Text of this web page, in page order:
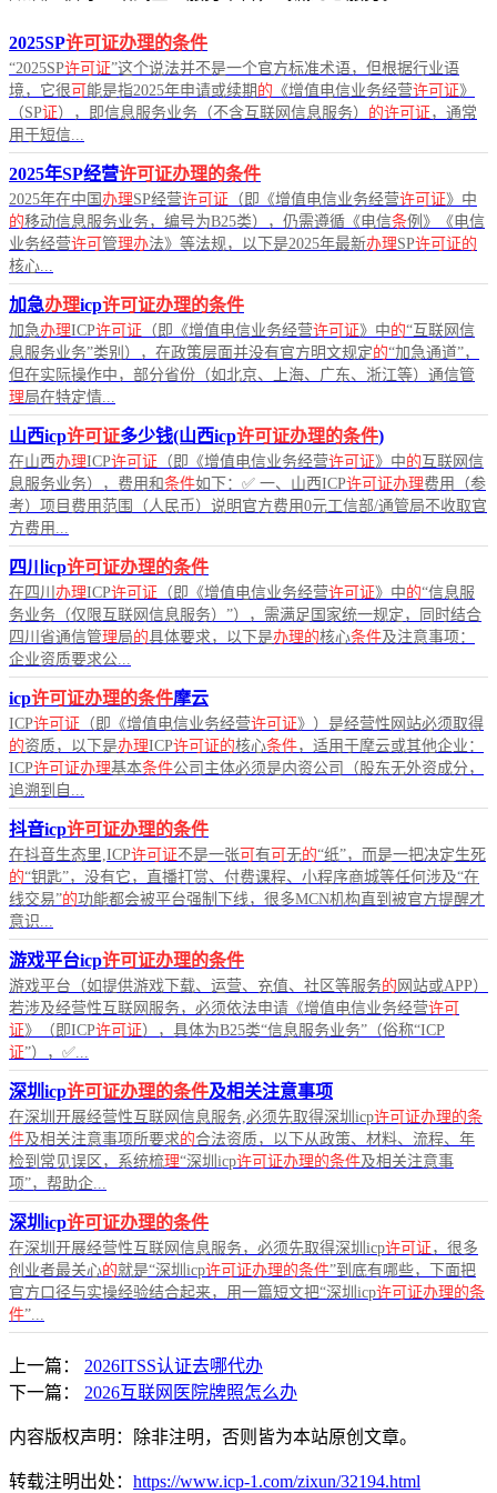
2025SP许可证办理的条件
“2025SP许可证”这个说法并不是一个官方标准术语，但根据行业语
境，它很 可 能是指2025年申请或续期 的 《增值电信业务经营许可证》
（SP证），即信息服务业务（不含互联网信息服务） 的许可证 ，通常
用于短信...
2025年SP经营许可证办理的条件
2025年在中国 办理SP经营许可证 （即《增值电信业务经营许可证》中
的移动信息服务业务，编号为B25类），仍需遵循《电信条例》《电信
业务经营许可 管理办法》等法规，以下是2025年最新办理SP许可证的
核心...
加急办理icp许可证办理的条件
加急办理ICP许可证 （即《增值电信业务经营许可证》中的“互联网信
息服务业务”类别），在政策层面并没有官方明文规定的“加急通道”，
但在实际操作中，部分省份（如北京、上海、广东、浙江等）通信管
理局在特定情...
山西icp许可证多少钱(山西icp许可证办理的条件)
在山西办理ICP许可证 （即《增值电信业务经营许可证》中的 互联网信
息服务业务），费用和条件如下：✅ 一、山西ICP许可证办理费用（参
考）项目费用范围（人民币）说明官方费用0元工信部/通管局不收取官
方费用...
四川icp许可证办理的条件
在四川 办理ICP许可证 （即《增值电信业务经营许可证》中的“信息服
务业务（仅限互联网信息服务）”），需满足国家统一规定，同时结合
四川省通信管理局的具体要求，以下是办理的核心条件及注意事项：
企业资质要求公...
icp许可证办理的条件摩云
ICP许可证 （即《增值电信业务经营许可证》）是经营性网站必须取得
的资质，以下是办理ICP许可证的核心条件，适用于摩云或其他企业：
ICP许可证办理基本条件公司主体必须是内资公司（股东无外资成分，
追溯到自...
抖音icp许可证办理的条件
在抖音生态里,ICP许可证不是一张可 有 可 无的“纸”，而是一把决定生死
的“钥匙”，没有它，直播打赏、付费课程、小程序商城等任何涉及“在
线交易”的功能都会被平台强制下线，很多MCN机构直到被官方提醒才
意识...
游戏平台icp许可证办理的条件
游戏平台（如提供游戏下载、运营、充值、社区等服务的 网站或APP）
若涉及经营性互联网服务，必须依法申请《增值电信业务经营许可
证》（即ICP许可证），具体为B25类“信息服务业务”（俗称“ICP
证”），✅...
深圳icp许可证办理的条件及相关注意事项
在深圳开展经营性互联网信息服务,必须先取得深圳icp许可证办理的条
件及相关注意事项所要求的合法资质，以下从政策、材料、流程、年
检到常见误区，系统梳理“深圳icp许可证办理的条件及相关注意事
项”，帮助企...
深圳icp许可证办理的条件
在深圳开展经营性互联网信息服务，必须先取得深圳icp许可证 ，很多
创业者最关心的就是“深圳icp许可证办理的条件”到底有哪些，下面把
官方口径与实操经验结合起来，用一篇短文把“深圳icp许可证办理的条
件”...
上一篇：
2026ITSS认证去哪代办
下一篇：
2026互联网医院牌照怎么办
内容版权声明：除非注明，否则皆为本站原创文章。
转载注明出处： https://www.icp-1.com/zixun/32194.html